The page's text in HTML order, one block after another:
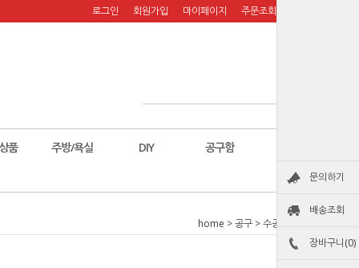
문의하기
배송조회
장바구니(0)
로그인 회원가입 마이페이지 주문조회
품 주방/욕실 DIY 공구함
home >공구 >수공구